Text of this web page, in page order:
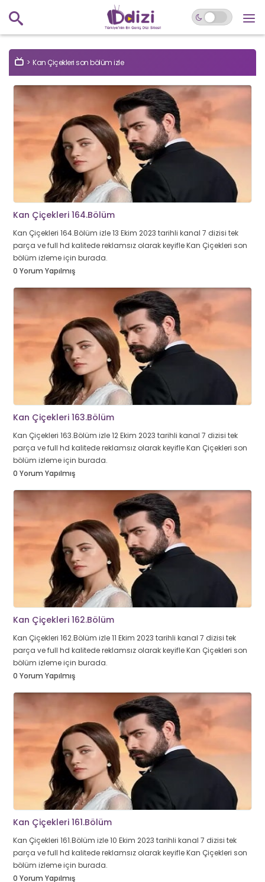
Kan Çiçekleri son bölüm izle
Kan Çiçekleri 164.Bölüm
Kan Çiçekleri 164.Bölüm izle 13 Ekim 2023 tarihli kanal 7 dizisi tek
parça ve full hd kalitede reklamsız olarak keyifle Kan Çiçekleri son
bölüm izleme için burada.
0 Yorum Yapılmış
Kan Çiçekleri 163.Bölüm
Kan Çiçekleri 163.Bölüm izle 12 Ekim 2023 tarihli kanal 7 dizisi tek
parça ve full hd kalitede reklamsız olarak keyifle Kan Çiçekleri son
bölüm izleme için burada.
0 Yorum Yapılmış
Kan Çiçekleri 162.Bölüm
Kan Çiçekleri 162.Bölüm izle 11 Ekim 2023 tarihli kanal 7 dizisi tek
parça ve full hd kalitede reklamsız olarak keyifle Kan Çiçekleri son
bölüm izleme için burada.
0 Yorum Yapılmış
Kan Çiçekleri 161.Bölüm
Kan Çiçekleri 161.Bölüm izle 10 Ekim 2023 tarihli kanal 7 dizisi tek
parça ve full hd kalitede reklamsız olarak keyifle Kan Çiçekleri son
bölüm izleme için burada.
0 Yorum Yapılmış